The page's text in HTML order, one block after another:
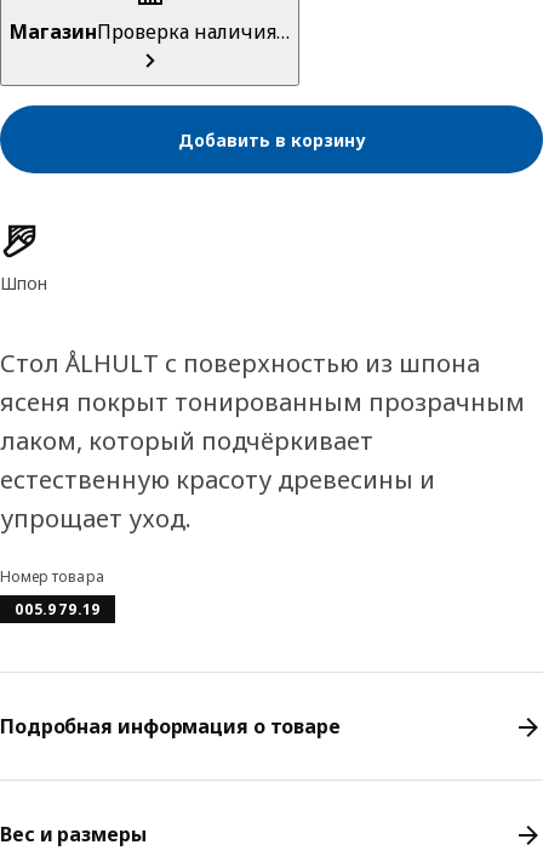
МагазинПроверка наличия…
Добавить в корзину
Характеристики товара
Шпон
Стол ÅLHULT с поверхностью из шпона
ясеня покрыт тонированным прозрачным
лаком, который подчёркивает
естественную красоту древесины и
упрощает уход.
Номер товара
005.979.19
Подробная информация о товаре
Вес и размеры